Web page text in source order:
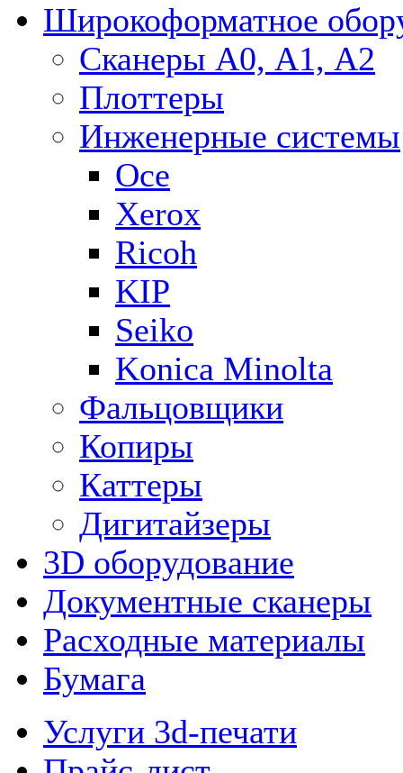
Широкоформатное
Сканеры А0, А1, А2
Плоттеры
Инженерные системы
Oce
Xerox
Ricoh
KIP
Seiko
Konica Minolta
Фальцовщики
Копиры
Каттеры
Дигитайзеры
3D оборудование
Документные сканеры
Расходные материалы
Бумага
Услуги 3d-печати